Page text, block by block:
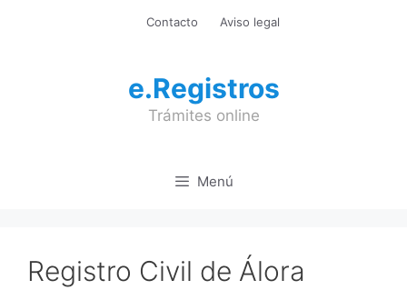
Contacto Aviso legal
e.Registros
Trámites online
Menú
Registro Civil de Álora